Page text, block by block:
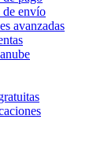
envío
avanzadas